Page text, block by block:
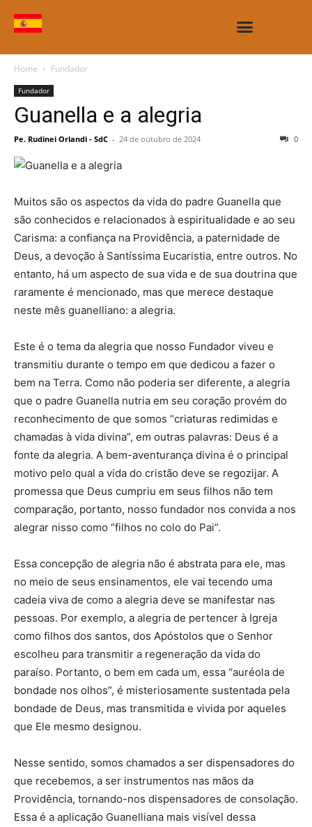
Home Fundador
Fundador
Guanella e a alegria
Pe. Rudinei Orlandi - SdC - 24 de outubro de 2024 0
Muitos são os aspectos da vida do padre Guanella que
são conhecidos e relacionados à espiritualidade e ao seu
Carisma: a confiança na Providência, a paternidade de
Deus, a devoção à Santíssima Eucaristia, entre outros. No
entanto, há um aspecto de sua vida e de sua doutrina que
raramente é mencionado, mas que merece destaque
neste mês guanelliano: a alegria.
Este é o tema da alegria que nosso Fundador viveu e
transmitiu durante o tempo em que dedicou a fazer o
bem na Terra. Como não poderia ser diferente, a alegria
que o padre Guanella nutria em seu coração provém do
reconhecimento de que somos “criaturas redimidas e
chamadas à vida divina”, em outras palavras: Deus é a
fonte da alegria. A bem-aventurança divina é o principal
motivo pelo qual a vida do cristão deve se regozijar. A
promessa que Deus cumpriu em seus filhos não tem
comparação, portanto, nosso fundador nos convida a nos
alegrar nisso como “filhos no colo do Pai”.
Essa concepção de alegria não é abstrata para ele, mas
no meio de seus ensinamentos, ele vai tecendo uma
cadeia viva de como a alegria deve se manifestar nas
pessoas. Por exemplo, a alegria de pertencer à Igreja
como filhos dos santos, dos Apóstolos que o Senhor
escolheu para transmitir a regeneração da vida do
paraíso. Portanto, o bem em cada um, essa “auréola de
bondade nos olhos”, é misteriosamente sustentada pela
bondade de Deus, mas transmitida e vivida por aqueles
que Ele mesmo designou.
Nesse sentido, somos chamados a ser dispensadores do
que recebemos, a ser instrumentos nas mãos da
Providência, tornando-nos dispensadores de consolação.
Essa é a aplicação Guanelliana mais visível dessa